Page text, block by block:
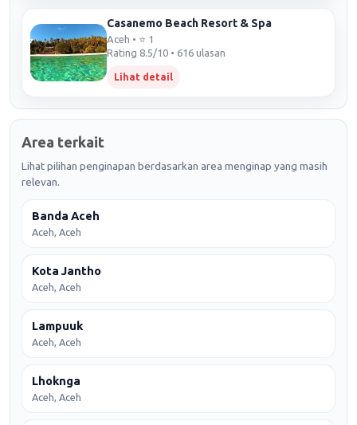
Casanemo Beach Resort & Spa
Aceh • ⭐ 1
Rating 8.5/10 • 616 ulasan
Lihat detail
Area terkait
Lihat pilihan penginapan berdasarkan area menginap yang masih
relevan.
Banda Aceh
Aceh, Aceh
Kota Jantho
Aceh, Aceh
Lampuuk
Aceh, Aceh
Lhoknga
Aceh, Aceh